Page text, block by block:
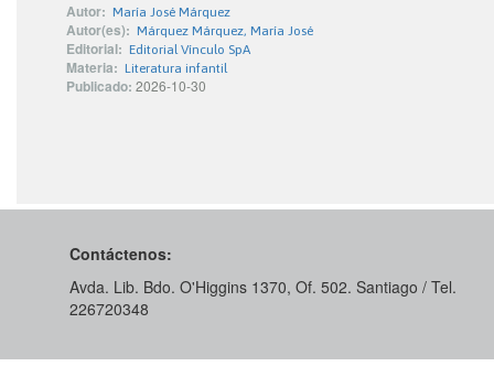
Autor: María José Márquez
Autor(es): Márquez Márquez, María José
Editorial: Editorial Vínculo SpA
Materia: Literatura infantil
Publicado: 2026-10-30
Contáctenos:
Avda. Lib. Bdo. O'Higgins 1370, Of. 502. Santiago / Tel.
226720348